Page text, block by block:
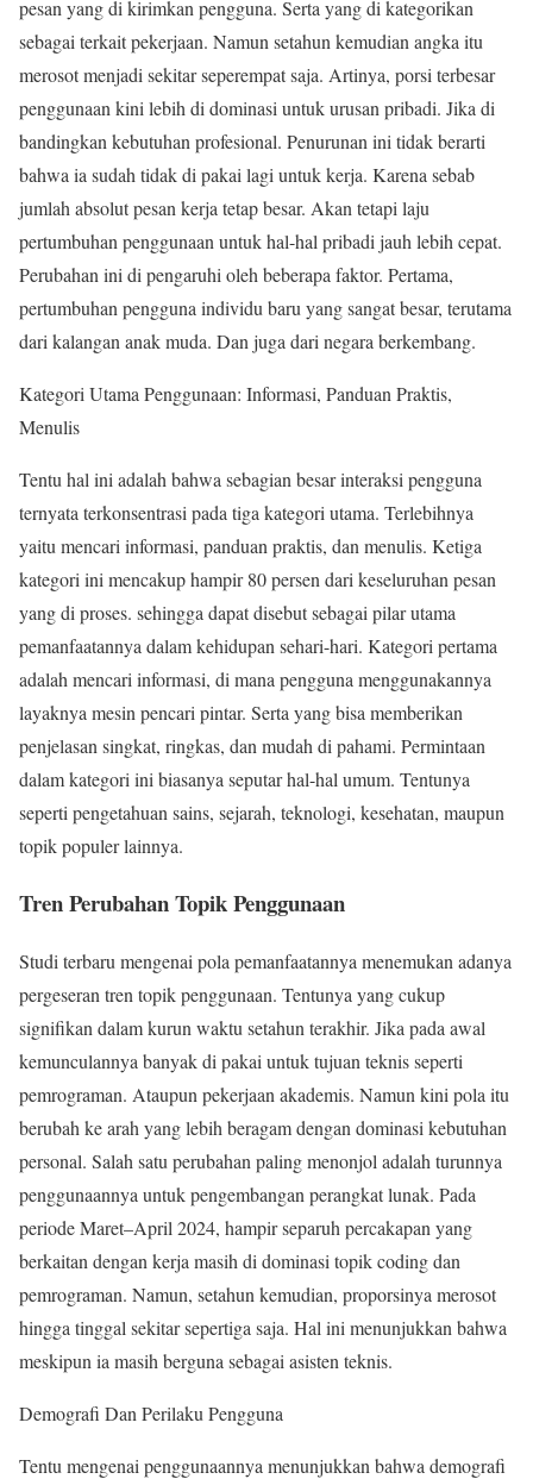
pesan yang di kirimkan pengguna. Serta yang di kategorikan
sebagai terkait pekerjaan. Namun setahun kemudian angka itu
merosot menjadi sekitar seperempat saja. Artinya, porsi terbesar
penggunaan kini lebih di dominasi untuk urusan pribadi. Jika di
bandingkan kebutuhan profesional. Penurunan ini tidak berarti
bahwa ia sudah tidak di pakai lagi untuk kerja. Karena sebab
jumlah absolut pesan kerja tetap besar. Akan tetapi laju
pertumbuhan penggunaan untuk hal-hal pribadi jauh lebih cepat.
Perubahan ini di pengaruhi oleh beberapa faktor. Pertama,
pertumbuhan pengguna individu baru yang sangat besar, terutama
dari kalangan anak muda. Dan juga dari negara berkembang.
Kategori Utama Penggunaan: Informasi, Panduan Praktis,
Menulis
Tentu hal ini adalah bahwa sebagian besar interaksi pengguna
ternyata terkonsentrasi pada tiga kategori utama. Terlebihnya
yaitu mencari informasi, panduan praktis, dan menulis. Ketiga
kategori ini mencakup hampir 80 persen dari keseluruhan pesan
yang di proses. sehingga dapat disebut sebagai pilar utama
pemanfaatannya dalam kehidupan sehari-hari. Kategori pertama
adalah mencari informasi, di mana pengguna menggunakannya
layaknya mesin pencari pintar. Serta yang bisa memberikan
penjelasan singkat, ringkas, dan mudah di pahami. Permintaan
dalam kategori ini biasanya seputar hal-hal umum. Tentunya
seperti pengetahuan sains, sejarah, teknologi, kesehatan, maupun
topik populer lainnya.
Tren Perubahan Topik Penggunaan
Studi terbaru mengenai pola pemanfaatannya menemukan adanya
pergeseran tren topik penggunaan. Tentunya yang cukup
signifikan dalam kurun waktu setahun terakhir. Jika pada awal
kemunculannya banyak di pakai untuk tujuan teknis seperti
pemrograman. Ataupun pekerjaan akademis. Namun kini pola itu
berubah ke arah yang lebih beragam dengan dominasi kebutuhan
personal. Salah satu perubahan paling menonjol adalah turunnya
penggunaannya untuk pengembangan perangkat lunak. Pada
periode Maret–April 2024, hampir separuh percakapan yang
berkaitan dengan kerja masih di dominasi topik coding dan
pemrograman. Namun, setahun kemudian, proporsinya merosot
hingga tinggal sekitar sepertiga saja. Hal ini menunjukkan bahwa
meskipun ia masih berguna sebagai asisten teknis.
Demografi Dan Perilaku Pengguna
Tentu mengenai penggunaannya menunjukkan bahwa demografi